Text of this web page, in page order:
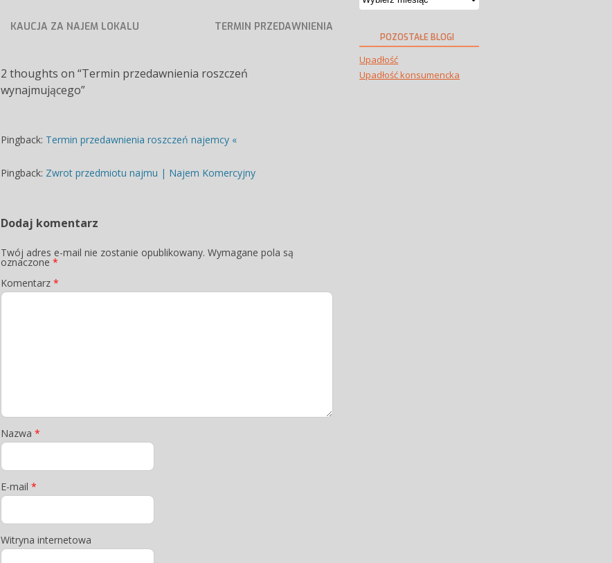
POZOSTAŁE BLOGI
Upadłość
Upadłość konsumencka
Post navigation
KAUCJA ZA NAJEM LOKALU
TERMIN PRZEDAWNIENIA
2 thoughts on “Termin przedawnienia roszczeń
wynajmującego”
Pingback: Termin przedawnienia roszczeń najemcy «
Pingback: Zwrot przedmiotu najmu | Najem Komercyjny
Dodaj komentarz
Twój adres e-mail nie zostanie opublikowany. Wymagane pola są
oznaczone *
Komentarz *
Nazwa *
E-mail *
Witryna internetowa